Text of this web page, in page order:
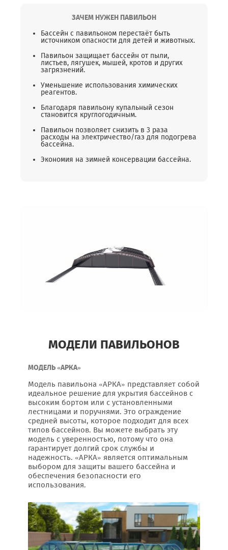
ЗАЧЕМ НУЖЕН ПАВИЛЬОН
Бассейн с павильоном перестаёт быть
источником опасности для детей и животных.
Павильон защищает бассейн от пыли,
листьев, лягушек, мышей, кротов и других
загрязнений.
Уменьшение использования химических
реагентов.
Благодаря павильону купальный сезон
становится круглогодичным.
Павильон позволяет снизить в 3 раза
расходы на электричество/газ для подогрева
бассейна.
Экономия на зимней консервации бассейна.
МОДЕЛИ ПАВИЛЬОНОВ
МОДЕЛЬ «АРКА»
Модель павильона «АРКА» представляет собой
идеальное решение для укрытия бассейнов с
высоким бортом или с установленными
лестницами и поручнями. Это ограждение
средней высоты, которое подходит для всех
типов бассейнов. Вы можете выбрать эту
модель с уверенностью, потому что она
гарантирует долгий срок службы и
надежность. «АРКА» является оптимальным
выбором для защиты вашего бассейна и
обеспечения безопасности его
использования.